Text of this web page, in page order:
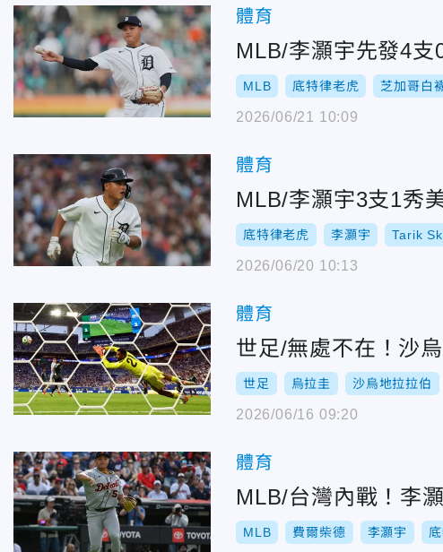
體育
MLB/李灝宇先發4
MLB 底特律老虎 芝加哥白
2026/06/21 10:09
體育
MLB/李灝宇3支1秀
底特律老虎 李灝宇 Tarik
2026/06/20 10:13
體育
世足/無處不在！沙
世足 烏拉圭 沙烏地拉拉伯
2026/06/16 09:20
體育
MLB/台灣內戰！李
MLB 費爾柴德 李灝宇